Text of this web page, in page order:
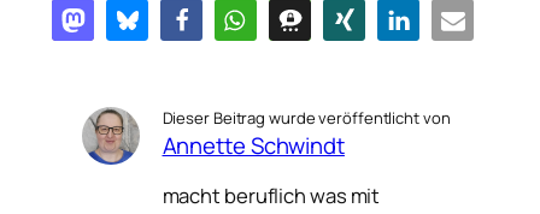
Dieser Beitrag wurde veröffentlicht von
Annette Schwindt
macht beruflich was mit